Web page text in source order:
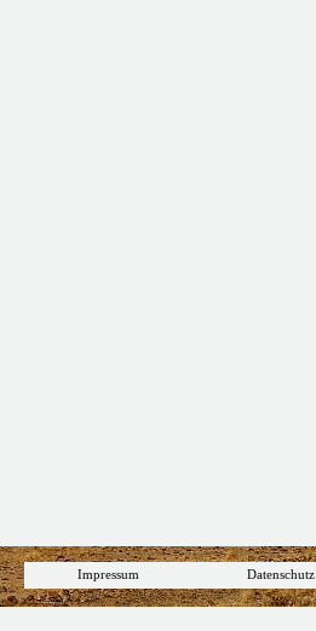
Impressum Datenschutz